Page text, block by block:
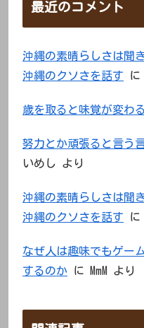
最近のコメント
沖縄の素晴らしさは聞
沖縄のクソさを話す に
歳を取ると味覚が変わ
努力とか頑張ると言う
いめし より
沖縄の素晴らしさは聞
沖縄のクソさを話す に
なぜ人は趣味でもゲー
するのか に MmM より